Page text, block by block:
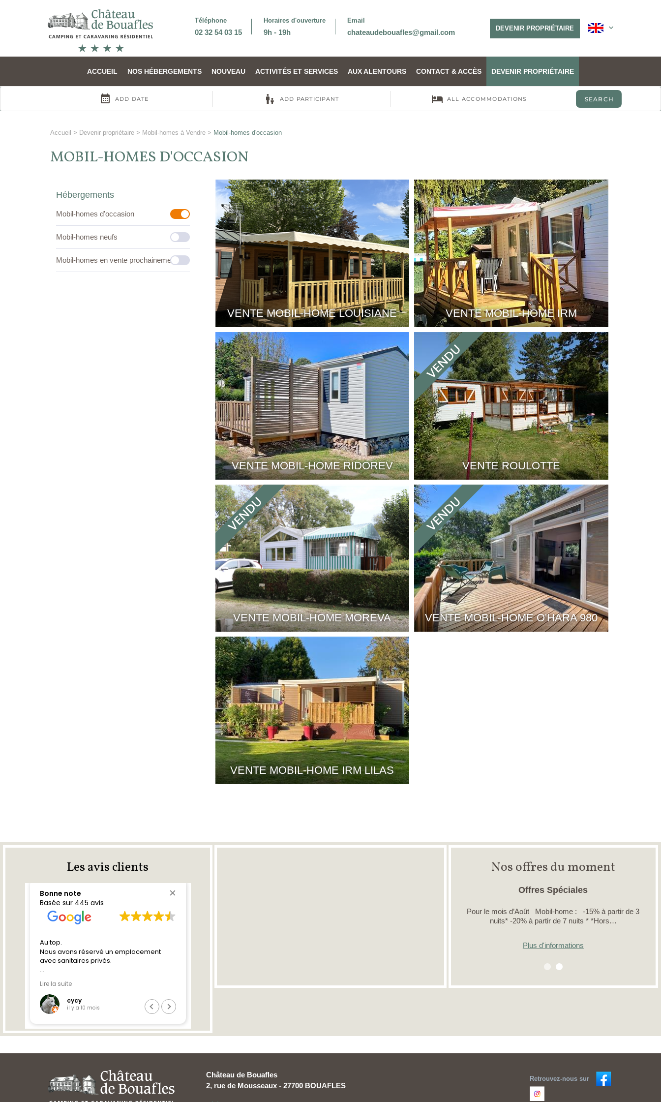
Téléphone
02 32 54 03 15
Horaires d'ouverture
9h - 19h
Email
chateaudebouafles@gmail.com DEVENIR PROPRIÉTAIRE
ACCUEIL NOS HÉBERGEMENTS NOUVEAU ACTIVITÉS ET SERVICES AUX ALENTOURS CONTACT & ACCÈS DEVENIR PROPRIÉTAIRE
Accueil > Devenir propriétaire > Mobil-homes à Vendre > Mobil-homes d'occasion
MOBIL-HOMES D'OCCASION
Hébergements
Mobil-homes d'occasion
Mobil-homes neufs
Mobil-homes en vente prochainement
VENTE MOBIL-HOME LOUISIANE VENTE MOBIL-HOME IRM
VENTE MOBIL-HOME RIDOREV VENTE ROULOTTE
VENTE MOBIL-HOME MOREVA VENTE MOBIL-HOME O'HARA 980
VENTE MOBIL-HOME IRM LILAS
Les avis clients Nos offres du moment
Offres Spéciales
Pour le mois d’Août Mobil-home : -15% à partir de 3
nuits* -20% à partir de 7 nuits * *Hors…
Plus d'informations
Château de Bouafles
2, rue de Mousseaux - 27700 BOUAFLES
Retrouvez-nous sur